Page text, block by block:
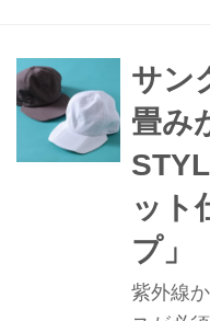
サン
畳み
ット
プ」
紫外線